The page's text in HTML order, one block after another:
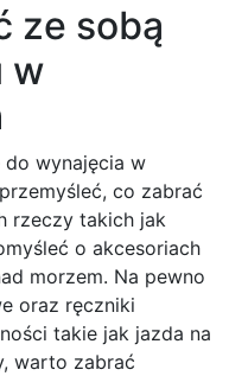
ze sobą
w
wynajęcia w
co zabrać
rzeczy takich jak
o akcesoriach
morzem. Na pewno
oraz ręczniki
takie jak jazda na
warto zabrać